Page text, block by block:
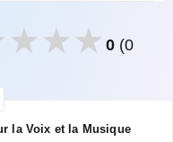
0(0
la Voix et la Musique